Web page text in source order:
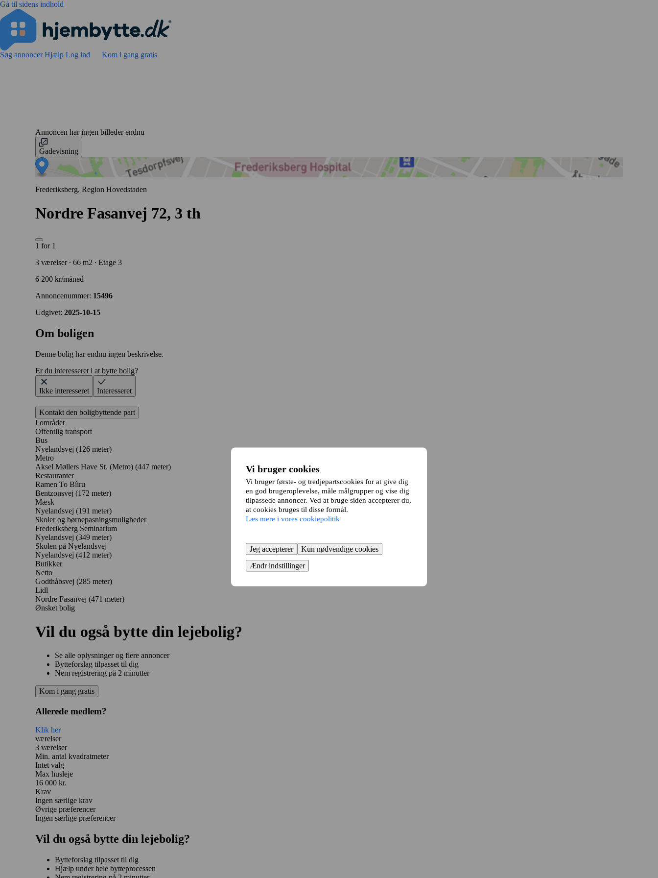
Gå til sidens indhold
Vi bruger cookies
Vi bruger første- og tredjepartscookies for at give dig
en god brugeroplevelse, måle målgrupper og vise dig
tilpassede annoncer. Ved at bruge siden accepterer du,
at cookies bruges til disse formål.
Læs mere i vores cookiepolitik
Jeg accepterer
Kun nødvendige cookies
Ændr indstillinger
Søg annoncerHjælp Log ind Kom i gang gratis
Annoncen har ingen billeder endnu
Gadevisning
Frederiksberg, Region Hovedstaden
Nordre Fasanvej 72, 3 th
1 for 1
3 værelser ∙ 66 m2 ∙ Etage 3
6 200 kr/måned
Annoncenummer: 15496
Udgivet: 2025-10-15
Om boligen
Denne bolig har endnu ingen beskrivelse.
Er du interesseret i at bytte bolig?
Ikke interesseret Interesseret
Kontakt den boligbyttende part
I området
Offentlig transport
Bus
Nyelandsvej (126 meter)
Metro
Aksel Møllers Have St. (Metro) (447 meter)
Restauranter
Ramen To Bíiru
Bentzonsvej (172 meter)
Mæsk
Nyelandsvej (191 meter)
Skoler og børnepasningsmuligheder
Frederiksberg Seminarium
Nyelandsvej (349 meter)
Skolen på Nyelandsvej
Nyelandsvej (412 meter)
Butikker
Netto
Godthåbsvej (285 meter)
Lidl
Nordre Fasanvej (471 meter)
Ønsket bolig
Vil du også bytte din lejebolig?
Se alle oplysninger og flere annoncer
Bytteforslag tilpasset til dig
Nem registrering på 2 minutter
Kom i gang gratis
Allerede medlem?
Klik her
værelser
3 værelser
Min. antal kvadratmeter
Intet valg
Max husleje
16 000 kr.
Krav
Ingen særlige krav
Øvrige præferencer
Ingen særlige præferencer
Vil du også bytte din lejebolig?
Bytteforslag tilpasset til dig
Hjælp under hele bytteprocessen